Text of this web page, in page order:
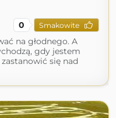
0 Smakowite
na głodnego. A
gdy jestem
się nad